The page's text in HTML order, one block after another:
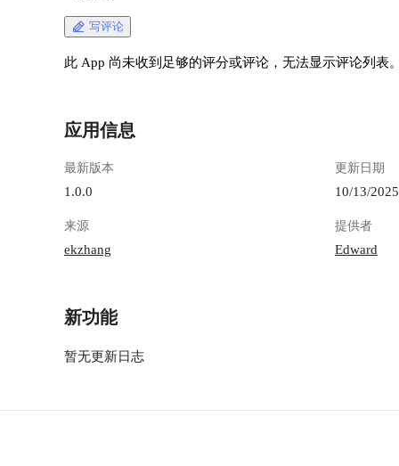
写评论
此 App 尚未收到足够的评分或评论，无法显示评论列表
应用信息
最新版本
1.0.0
更新日期
10/13/2025
来源
ekzhang
提供者
Edward
新功能
暂无更新日志